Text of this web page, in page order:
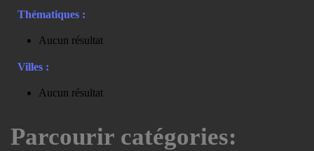
Thématiques :
Aucun résultat
Villes :
Aucun résultat
Parcourir catégories: